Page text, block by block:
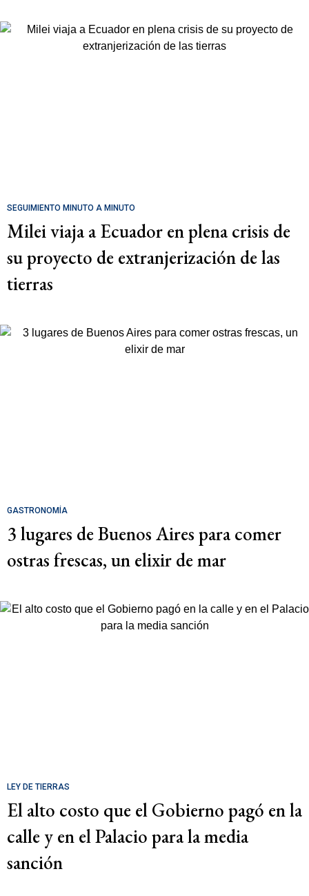
SEGUIMIENTO MINUTO A MINUTO
Milei viaja a Ecuador en plena crisis de
su proyecto de extranjerización de las
tierras
GASTRONOMÍA
3 lugares de Buenos Aires para comer
ostras frescas, un elixir de mar
LEY DE TIERRAS
El alto costo que el Gobierno pagó en la
calle y en el Palacio para la media
sanción